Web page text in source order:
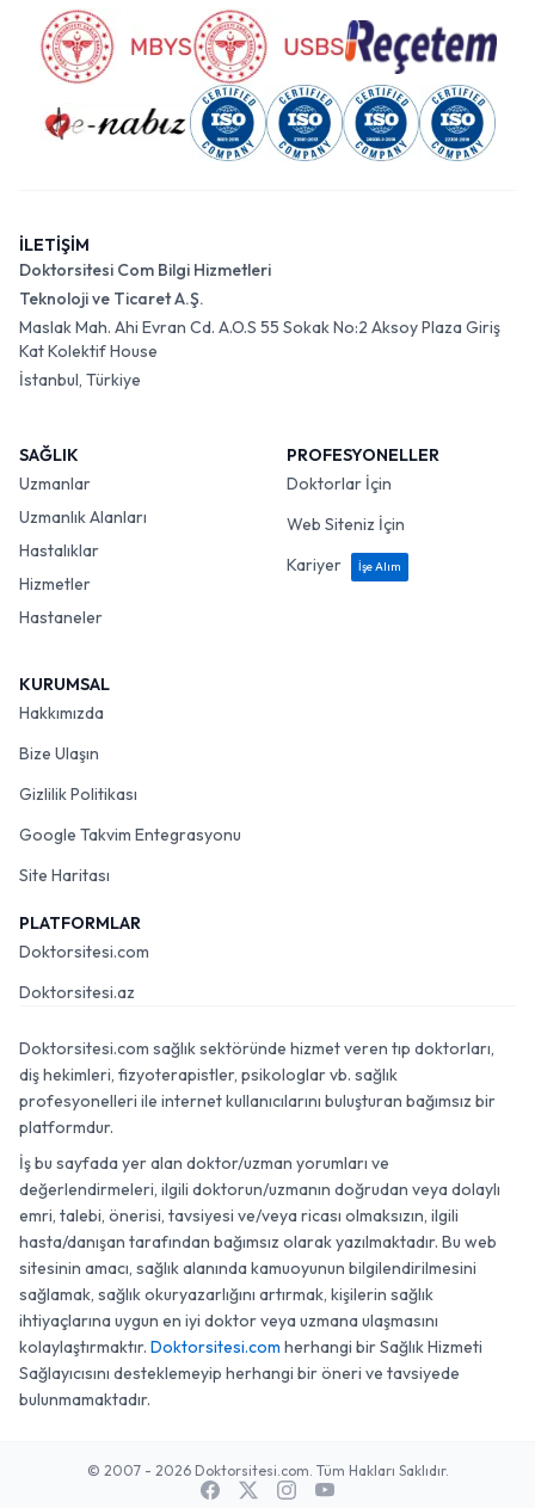
İLETİŞİM
Doktorsitesi Com Bilgi Hizmetleri
Teknoloji ve Ticaret A.Ş.
Maslak Mah. Ahi Evran Cd. A.O.S 55 Sokak No:2 Aksoy Plaza Giriş
Kat Kolektif House
İstanbul, Türkiye
SAĞLIK
Uzmanlar
Uzmanlık Alanları
Hastalıklar
Hizmetler
Hastaneler
PROFESYONELLER
Doktorlar İçin
Web Siteniz İçin
Kariyer
İşe Alım
KURUMSAL
Hakkımızda
Bize Ulaşın
Gizlilik Politikası
Google Takvim Entegrasyonu
Site Haritası
PLATFORMLAR
Doktorsitesi.com
Doktorsitesi.az
Doktorsitesi.com sağlık sektöründe hizmet veren tıp doktorları,
diş hekimleri, fizyoterapistler, psikologlar vb. sağlık
profesyonelleri ile internet kullanıcılarını buluşturan bağımsız bir
platformdur.
İş bu sayfada yer alan doktor/uzman yorumları ve
değerlendirmeleri, ilgili doktorun/uzmanın doğrudan veya dolaylı
emri, talebi, önerisi, tavsiyesi ve/veya ricası olmaksızın, ilgili
hasta/danışan tarafından bağımsız olarak yazılmaktadır. Bu web
sitesinin amacı, sağlık alanında kamuoyunun bilgilendirilmesini
sağlamak, sağlık okuryazarlığını artırmak, kişilerin sağlık
ihtiyaçlarına uygun en iyi doktor veya uzmana ulaşmasını
kolaylaştırmaktır. Doktorsitesi.com herhangi bir Sağlık Hizmeti
Sağlayıcısını desteklemeyip herhangi bir öneri ve tavsiyede
bulunmamaktadır.
© 2007 - 2026 Doktorsitesi.com. Tüm Hakları Saklıdır.